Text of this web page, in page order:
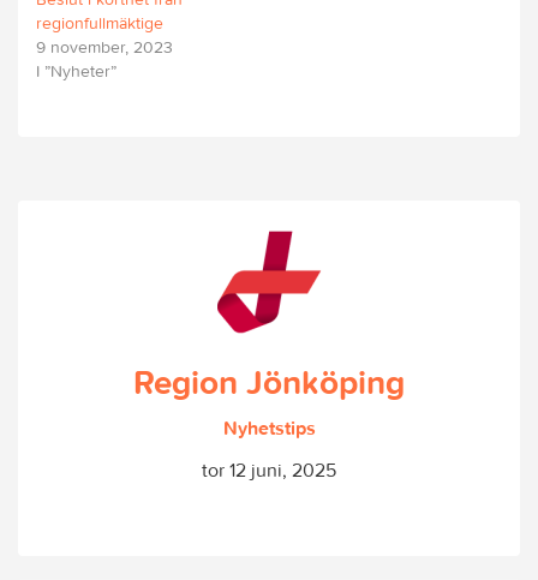
regionfullmäktige
9 november, 2023
I ”Nyheter”
Region Jönköping
Nyhetstips
tor 12 juni, 2025